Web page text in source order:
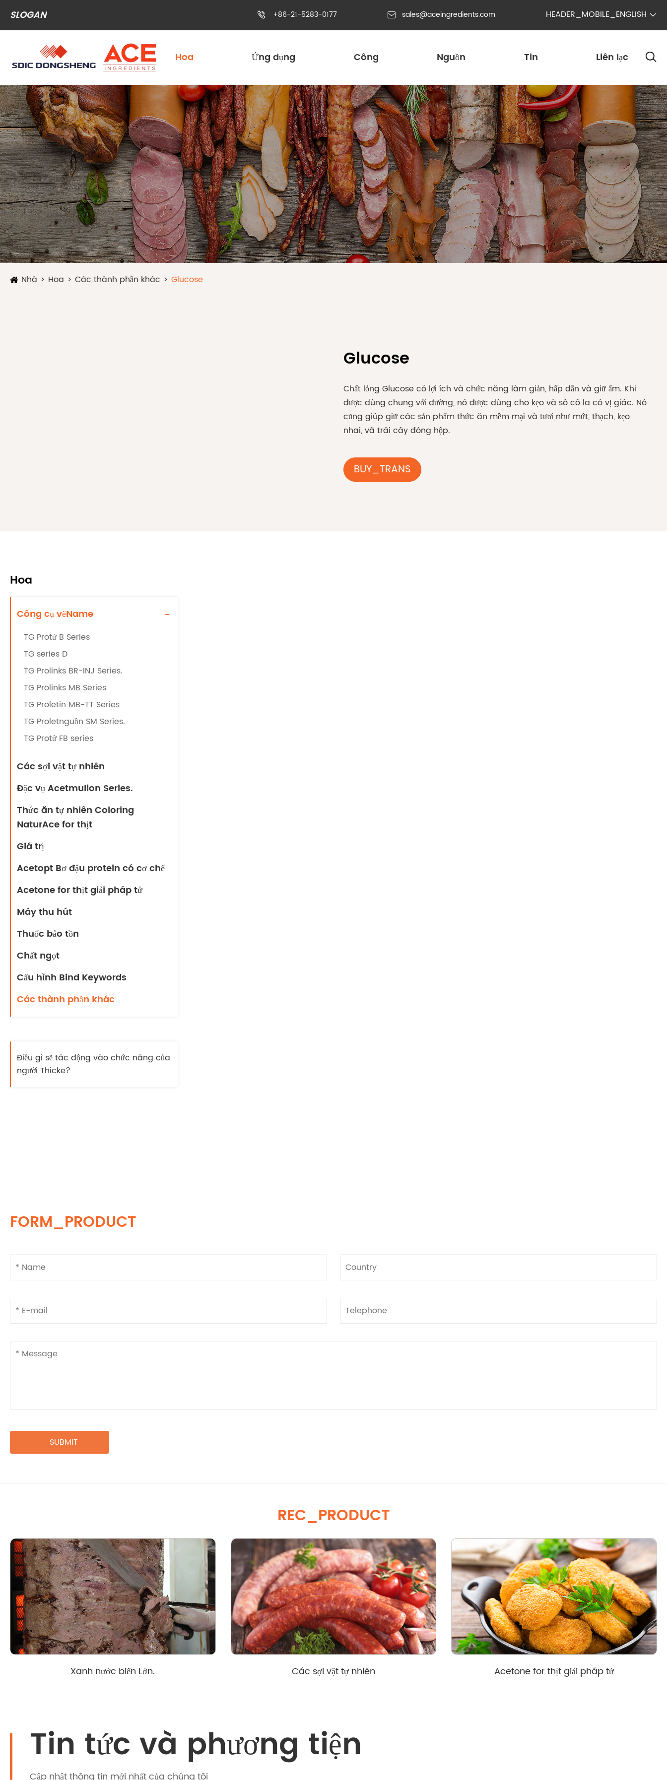
SLOGAN  +86-21-5283-0177  sales@aceingredients.com HEADER_MOBILE_ENGLISH 
Hoa Ứng dụng Công Nguồn Tin Liên lạc 
Nhà Hoa Các thành phần khác Glucose
Glucose
Chất lỏng Glucose có lợi ích và chức năng làm giản, hấp dẫn và giữ ẩm. Khi
được dùng chung với đường, nó được dùng cho kẹo và sô cô la có vị giác. Nó
cũng giúp giữ các sản phẩm thức ăn mềm mại và tươi như mứt, thạch, kẹo
nhai, và trái cây đóng hộp.
BUY_TRANS
Hoa
Công cụ vẽName -
TG Protử B Series
TG series D
TG Prolinks BR-INJ Series.
TG Prolinks MB Series
TG Proletin MB-TT Series
TG Proletnguồn SM Series.
TG Protử FB series
Các sợi vật tự nhiên
Đặc vụ Acetmulion Series.
Thức ăn tự nhiên Coloring
NaturAce for thịt
Giá trị
Acetopt Bơ đậu protein có cơ chế
Acetone for thịt giải pháp tử
Máy thu hút
Thuốc bảo tồn
Chất ngọt
Cấu hình Bind Keywords
Các thành phần khác
Điều gì sẽ tác động vào chức năng của
người Thicke?
FORM_PRODUCT
REC_PRODUCT
Xanh nước biển Lớn. Các sợi vật tự nhiên Acetone for thịt giải pháp tử
Tin tức và phương tiện
Cập nhật thông tin mới nhất của chúng tôi